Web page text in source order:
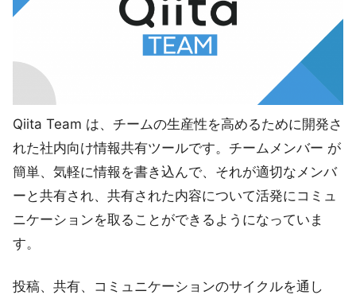
Qiita Team は、チームの生産性を高めるために開発さ
れた社内向け情報共有ツールです。チームメンバー が
簡単、気軽に情報を書き込んで、それが適切なメンバ
ーと共有され、共有された内容について活発にコミュ
ニケーションを取ることができるようになっていま
す。
投稿、共有、コミュニケーションのサイクルを通し